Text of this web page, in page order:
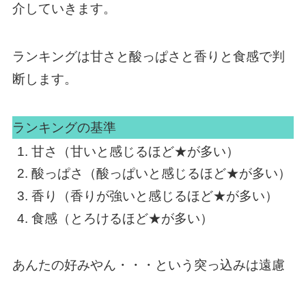
介していきます。
ランキングは甘さと酸っぱさと香りと食感で判
断します。
ランキングの基準
甘さ（甘いと感じるほど★が多い）
酸っぱさ（酸っぱいと感じるほど★が多い）
香り（香りが強いと感じるほど★が多い）
食感（とろけるほど★が多い）
あんたの好みやん・・・という突っ込みは遠慮